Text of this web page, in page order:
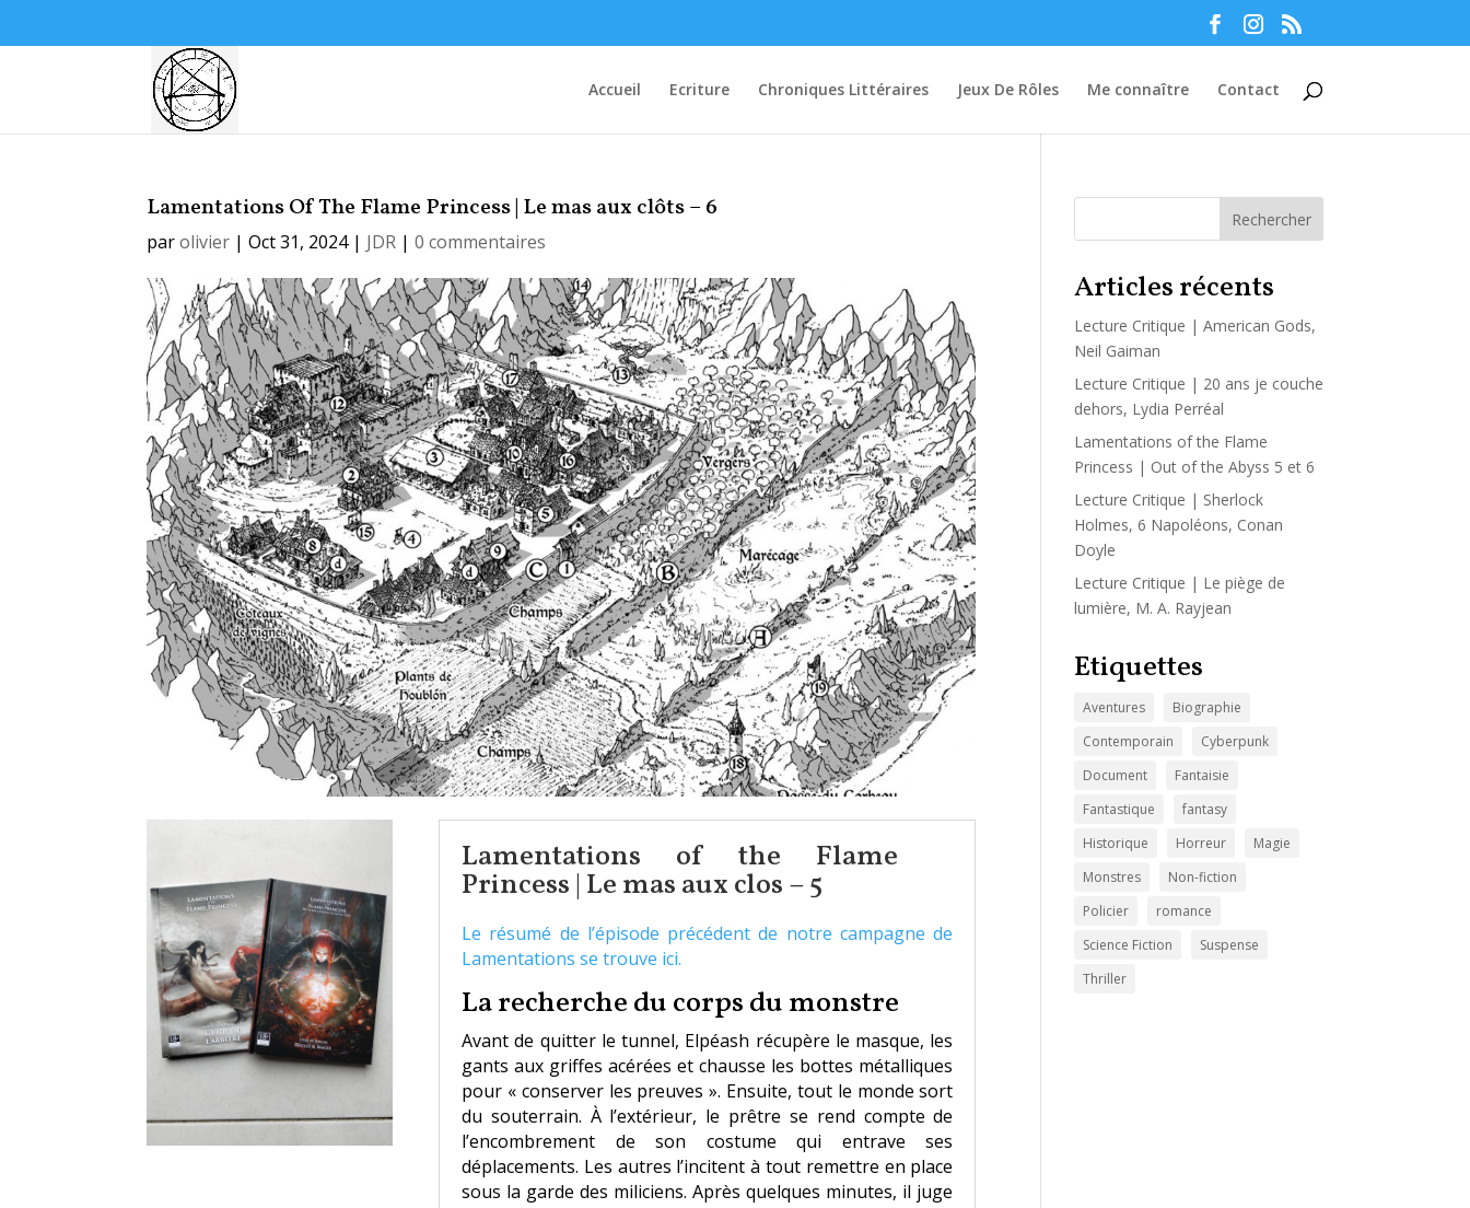
Accueil Ecriture Chroniques Littéraires Jeux De Rôles Me connaître Contact
Lamentations Of The Flame Princess | Le mas aux clôts – 6
parolivier |Oct 31, 2024| JDR |0 commentaires
Lamentations of the Flame
Princess | Le mas aux clos – 5
Le résumé de l’épisode précédent de notre campagne de
Lamentations se trouve ici.
La recherche du corps du monstre
Avant de quitter le tunnel, Elpéash récupère le masque, les
gants aux griffes acérées et chausse les bottes métalliques
pour « conserver les preuves ». Ensuite, tout le monde sort
du souterrain. À l’extérieur, le prêtre se rend compte de
l’encombrement de son costume qui entrave ses
déplacements. Les autres l’incitent à tout remettre en place
sous la garde des miliciens. Après quelques minutes, il juge
Rechercher
Articles récents
Lecture Critique | American Gods,
Neil Gaiman
Lecture Critique | 20 ans je couche
dehors, Lydia Perréal
Lamentations of the Flame
Princess | Out of the Abyss 5 et 6
Lecture Critique | Sherlock
Holmes, 6 Napoléons, Conan
Doyle
Lecture Critique | Le piège de
lumière, M. A. Rayjean
Etiquettes
Aventures
Biographie
Contemporain
Cyberpunk
Document
Fantaisie
Fantastique
fantasy
Historique
Horreur
Magie
Monstres
Non-fiction
Policier
romance
Science Fiction
Suspense
Thriller
Manage consent